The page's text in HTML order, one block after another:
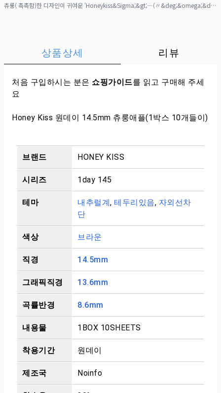
츄룽( 촉촉함)한 디자인이 귀여운 'Honeykiss&Sigma;&gt;―(〃&deg;&omega;&deg;〃)ෆ&rarr;링디자인이 눈동자를 더 크고 촉촉해 보이게 해 주기 때문
상품상세 리뷰
처음 구입하시는 분은 쇼핑가이드를 읽고 구매해 주세
요
Honey Kiss 원데이 14.5mm 츄룽애플(1박스 10개들이)
브랜드 HONEY KISS
시리즈 1day 145
테마 내추럴계, 테두리있음, 자외선차
단
색상 브라운
직경 14.5mm
그래픽직경 13.6mm
곡률반경 8.6mm
내용물 1BOX 10SHEETS
착용기간 원데이
제조국 Noinfo